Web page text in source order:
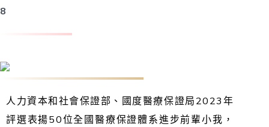
8
人力資本和社會保證部、國度醫療保證局2023年
評選表揚50位全國醫療保證體系進步前輩小我，